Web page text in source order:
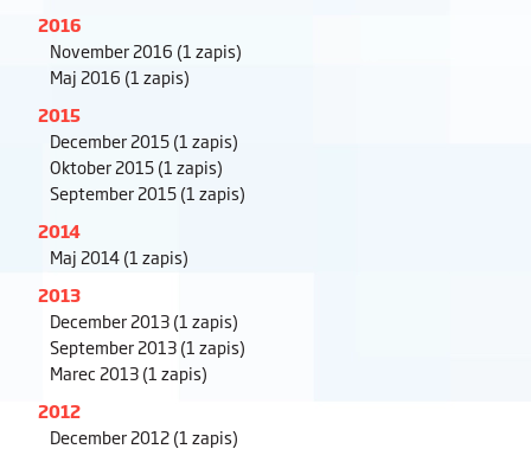
2016
November 2016 (1 zapis)
Maj 2016 (1 zapis)
2015
December 2015(1 zapis)
Oktober 2015(1 zapis)
September 2015(1 zapis)
2014
Maj 2014(1 zapis)
2013
December 2013(1 zapis)
September 2013(1 zapis)
Marec 2013(1 zapis)
2012
December 2012(1 zapis)